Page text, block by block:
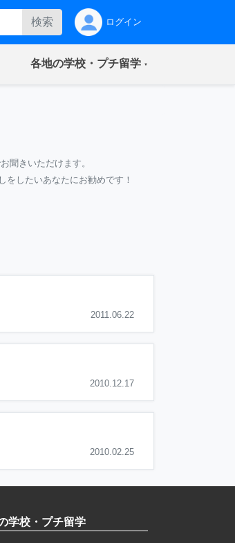
検索 ログイン
各地の学校・プチ留学(current)
聞きいただけます。
したいあなたにお勧めです！
2011.06.22
2010.12.17
2010.02.25
学校・プチ留学